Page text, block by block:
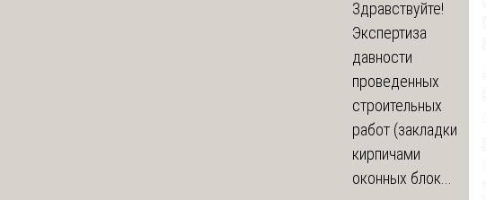
Здравствуйте!
Экспертиза
давности
проведенных
строительных
работ (закладки
кирпичами
оконных блок...